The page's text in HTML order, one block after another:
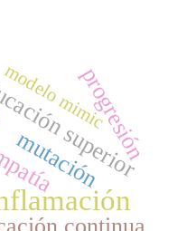
superior
progresión
mutación
modelo mimic